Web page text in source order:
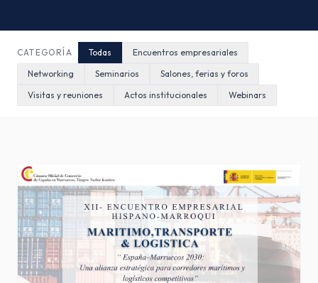
CATEGORÍA Todas
Encuentros empresariales
Networking
Seminarios
Salones, ferias y foros
Visitas y reuniones
Actos institucionales Webinars